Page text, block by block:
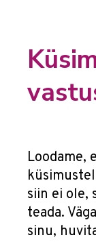
Loodame,
siin ei ole,
teada.
sinu,